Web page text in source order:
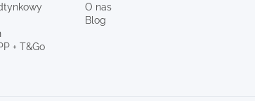
+ T&Go
O nas
Blog